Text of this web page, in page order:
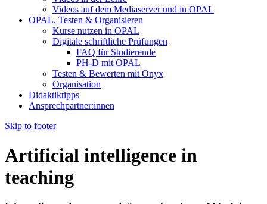
Videos auf dem Mediaserver und in OPAL
OPAL, Testen & Organisieren
Kurse nutzen in OPAL
Digitale schriftliche Prüfungen
FAQ für Studierende
PH-D mit OPAL
Testen & Bewerten mit Onyx
Organisation
Didaktiktipps
Ansprechpartner:innen
Skip to footer
Artificial intelligence in
teaching